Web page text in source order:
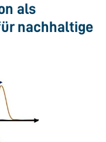
als
nachhaltige